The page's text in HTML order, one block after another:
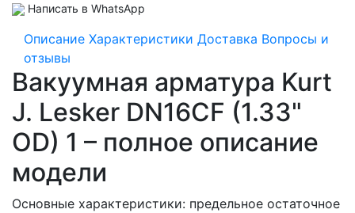
Написать в WhatsApp
Описание Характеристики Доставка Вопросы и
отзывы
Вакуумная арматура Kurt
J. Lesker DN16CF (1.33"
OD) 1 – полное описание
модели
Основные характеристики: предельное остаточное